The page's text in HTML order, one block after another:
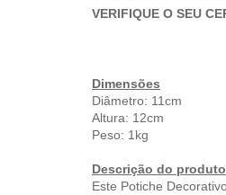
VERIFIQUE O SEU
Dimensões
Diâmetro: 11cm
Altura: 12cm
Peso: 1kg
Descrição do produto
Este Potiche